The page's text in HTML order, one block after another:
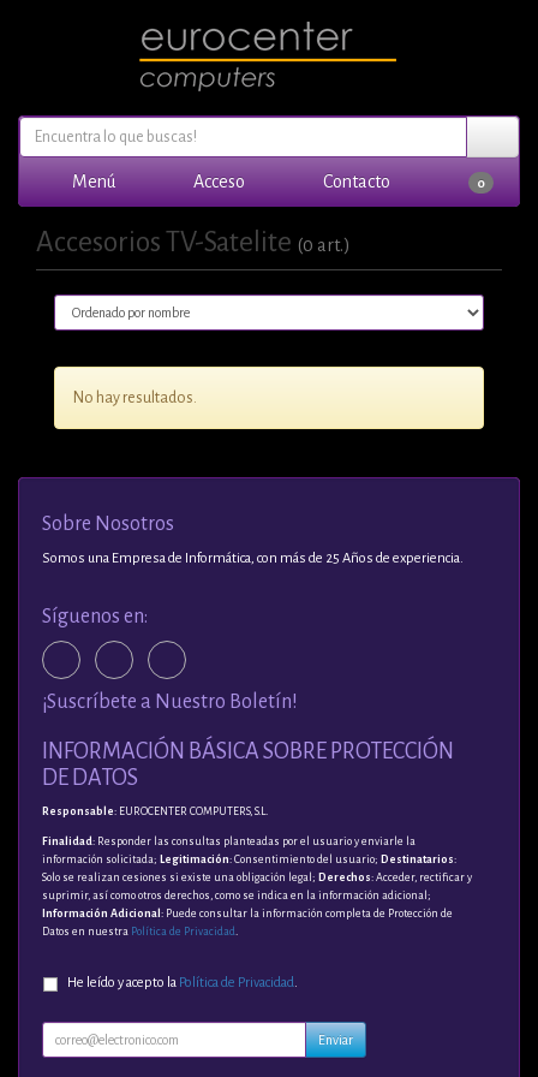
Menú Acceso Contacto 0
Accesorios TV-Satelite (0 art.)
No hay resultados.
Sobre Nosotros
Somos una Empresa de Informática, con más de 25 Años de experiencia.
Síguenos en:
¡Suscríbete a Nuestro Boletín!
INFORMACIÓN BÁSICA SOBRE PROTECCIÓN
DE DATOS
Responsable: EUROCENTER COMPUTERS, S.L.
Finalidad: Responder las consultas planteadas por el usuario y enviarle la
información solicitada; Legitimación: Consentimiento del usuario; Destinatarios:
Solo se realizan cesiones si existe una obligación legal; Derechos: Acceder, rectificar y
suprimir, así como otros derechos, como se indica en la información adicional;
Información Adicional : Puede consultar la información completa de Protección de
Datos en nuestra Política de Privacidad.
He leído y acepto la Política de Privacidad.
Enviar